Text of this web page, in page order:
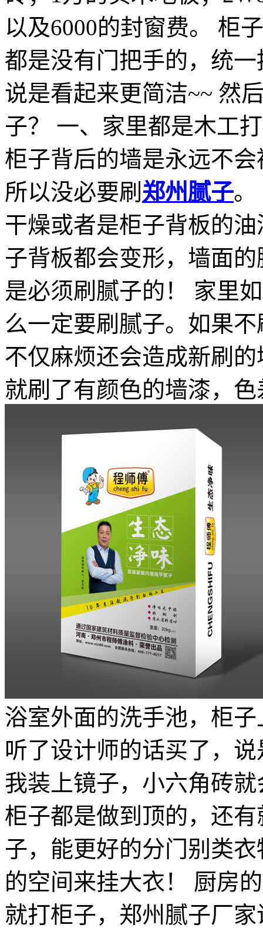
以及6000的封窗费。 柜
都是没有门把手的，统
说是看起来更简洁~~ 然
子？ 一、家里都是木工
柜子背后的墙是永远不
所以没必要刷 郑州 腻子。
干燥或者是柜子背板的
子背板都会变形，墙面
是必须刷腻子的！ 家里
么一定要刷腻子。如果
不仅麻烦还会造成新刷
就刷了有颜色的墙漆，
浴室外面的洗手池，柜
听了设计师的话买了，
我装上镜子，小六角砖
柜子都是做到顶的，还
子，能更好的分门别类
的空间来挂大衣！ 厨房
就打柜子，郑州腻子厂